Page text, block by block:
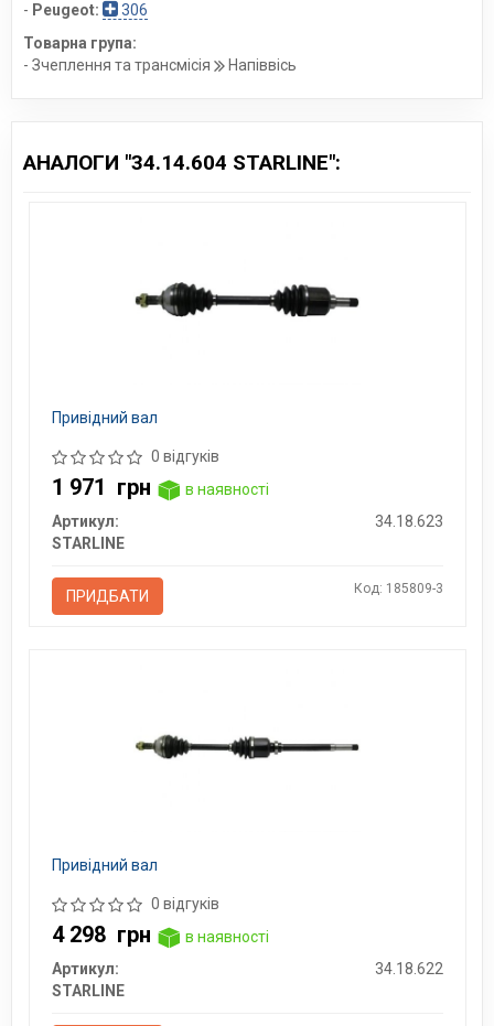
- Peugeot:
306
Товарна група:
- Зчеплення та трансмісія
Напіввісь
АНАЛОГИ "34.14.604 STARLINE":
Привідний вал
0 відгуків
1 971 грн
в наявності
Артикул:
34.18.623
STARLINE
ПРИДБАТИ Код: 185809-3
Привідний вал
0 відгуків
4 298 грн
в наявності
Артикул:
34.18.622
STARLINE